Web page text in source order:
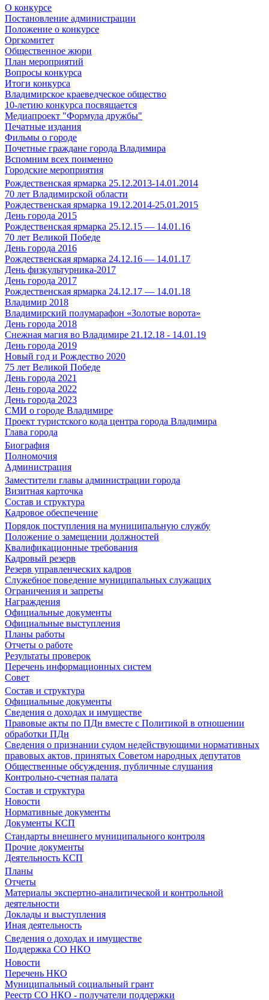
О конкурсе
Постановление администрации
Положение о конкурсе
Оргкомитет
Общественное жюри
План мероприятий
Вопросы конкурса
Итоги конкурса
Владимирское краеведческое общество
10-летию конкурса посвящается
Медиапроект "Формула дружбы"
Печатные издания
Фильмы о городе
Почетные граждане города Владимира
Вспомним всех поименно
Городские мероприятия
Рождественская ярмарка 25.12.2013-14.01.2014
70 лет Владимирской области
Рождественская ярмарка 19.12.2014-25.01.2015
День города 2015
Рождественская ярмарка 25.12.15 — 14.01.16
70 лет Великой Победе
День города 2016
Рождественская ярмарка 24.12.16 — 14.01.17
День физкультурника-2017
День города 2017
Рождественская ярмарка 24.12.17 — 14.01.18
Владимир 2018
Владимирский полумарафон «Золотые ворота»
День города 2018
Снежная магия во Владимире 21.12.18 - 14.01.19
День города 2019
Новый год и Рождество 2020
75 лет Великой Победе
День города 2021
День города 2022
День города 2023
СМИ о городе Владимире
Проект туристского кода центра города Владимира
Глава города
Биография
Полномочия
Администрация
Заместители главы администрации города
Визитная карточка
Состав и структура
Кадровое обеспечение
Порядок поступления на муниципальную службу
Положение о замещении должностей
Квалификационные требования
Кадровый резерв
Резерв управленческих кадров
Служебное поведение муниципальных служащих
Ограничения и запреты
Награждения
Официальные документы
Официальные выступления
Планы работы
Отчеты о работе
Результаты проверок
Перечень информационных систем
Совет
Состав и структура
Официальные документы
Сведения о доходах и имуществе
Правовые акты по ПДн вместе с Политикой в отношении
обработки ПДн
Сведения о признании судом недействующими нормативных
правовых актов, принятых Советом народных депутатов
Общественные обсуждения, публичные слушания
Контрольно-счетная палата
Состав и структура
Новости
Нормативные документы
Документы КСП
Стандарты внешнего муниципального контроля
Прочие документы
Деятельность КСП
Планы
Отчеты
Материалы экспертно-аналитической и контрольной
деятельности
Доклады и выступления
Иная деятельность
Сведения о доходах и имуществе
Поддержка СО НКО
Новости
Перечень НКО
Муниципальный социальный грант
Реестр СО НКО - получатели поддержки